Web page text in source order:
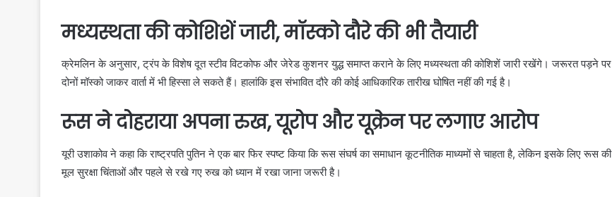
मध्यस्थता की कोशिशें जारी, मॉस्को दौरे की भी तैयारी
क्रेमलिन के अनुसार, ट्रंप के विशेष दूत स्टीव विटकोफ और जेरेड कुशनर युद्ध समाप्त कराने के लिए मध्यस्थता की कोशिशें जारी रखेंगे। जरूरत पड़ने पर
दोनों मॉस्को जाकर वार्ता में भी हिस्सा ले सकते हैं। हालांकि इस संभावित दौरे की कोई आधिकारिक तारीख घोषित नहीं की गई है।
रूस ने दोहराया अपना रुख, यूरोप और यूक्रेन पर लगाए आरोप
यूरी उशाकोव ने कहा कि राष्ट्रपति पुतिन ने एक बार फिर स्पष्ट किया कि रूस संघर्ष का समाधान कूटनीतिक माध्यमों से चाहता है, लेकिन इसके लिए रूस की
मूल सुरक्षा चिंताओं और पहले से रखे गए रुख को ध्यान में रखा जाना जरूरी है।